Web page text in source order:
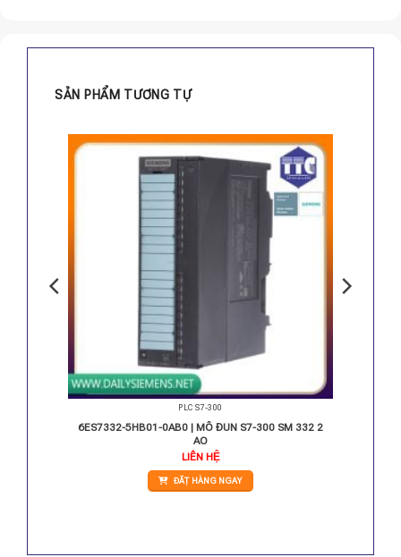
SẢN PHẨM TƯƠNG TỰ
PLC S7-300
6ES7332-5HB01-0AB0 | MÔ ĐUN S7-300 SM 332 2
AO
LIÊN HỆ
ĐẶT HÀNG NGAY